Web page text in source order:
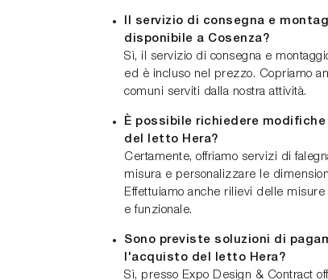
Il servizio di consegna e
disponibile a Cosenza?
Sì, il servizio di consegna e
ed è incluso nel prezzo. Copriamo
comuni serviti dalla nostra attività.
È possibile richiedere
del letto Hera?
Certamente, offriamo servizi di
misura e personalizzare le
Effettuiamo anche rilievi delle
e funzionale.
Sono previste soluzioni di
l'acquisto del letto Hera?
Sì, presso Expo Design & Contract